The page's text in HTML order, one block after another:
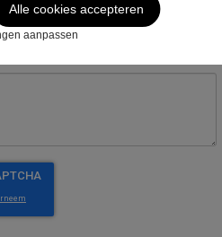
Alle cookies accepteren
aanpassen